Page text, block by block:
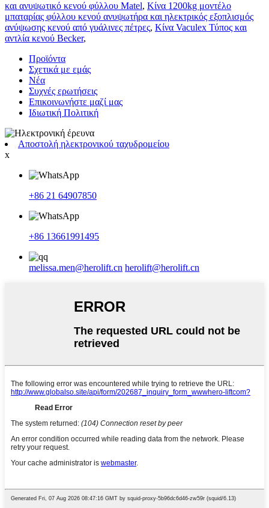
και ανυψωτικό κενού φύλλου Matel, Κίνα 1200kg μοντέλο
μπαταρίας φύλλου κενού ανυψωτήρα και ηλεκτρικός εξοπλισμός
ανύψωσης κενού από γυάλινες πέτρες, Κίνα Vaculex Τύπος και
αντλία κενού Becker,
Προϊόντα
Σχετικά με εμάς
Νέα
Συχνές ερωτήσεις
Επικοινωνήστε μαζί μας
Ιδιωτική Πολιτική
Αποστολή ηλεκτρονικού ταχυδρομείου
x
+86 21 64907850
+86 13661991495
melissa.men@herolift.cn herolift@herolift.cn